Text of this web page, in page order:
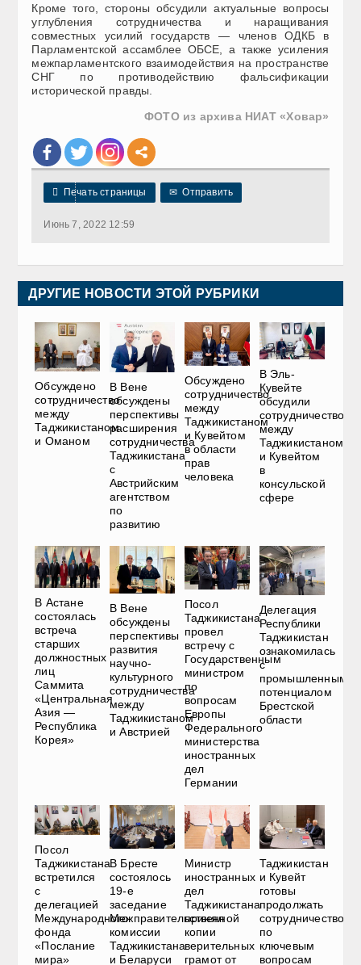
Кроме того, стороны обсудили актуальные вопросы
углубления сотрудничества и наращивания
совместных усилий государств — членов ОДКБ в
Парламентской ассамблее ОБСЕ, а также усиления
межпарламентского взаимодействия на пространстве
СНГ по противодействию фальсификации
исторической правды.
ФОТО из архива НИАТ «Ховар»
 Печать страницы ✉ Отправить
Июнь 7, 2022 12:59
ДРУГИЕ НОВОСТИ ЭТОЙ РУБРИКИ
Обсуждено
сотрудничество
между
Таджикистаном
и Оманом
В Вене
обсуждены
перспективы
расширения
сотрудничества
Таджикистана
с
Австрийским
агентством
по
развитию
Обсуждено
сотрудничество
между
Таджикистаном
и Кувейтом
в области
прав
человека
В Эль-
Кувейте
обсудили
сотрудничество
между
Таджикистаном
и Кувейтом
в
консульской
сфере
В Астане
состоялась
встреча
старших
должностных
лиц
Саммита
«Центральная
Азия —
Республика
Корея»
В Вене
обсуждены
перспективы
развития
научно-
культурного
сотрудничества
между
Таджикистаном
и Австрией
Посол
Таджикистана
провел
встречу с
Государственным
министром
по
вопросам
Европы
Федерального
министерства
иностранных
дел
Германии
Делегация
Республики
Таджикистан
ознакомилась
с
промышленным
потенциалом
Брестской
области
Посол
Таджикистана
встретился
с
делегацией
Международного
фонда
«Послание
мира»
В Бресте
состоялось
19-е
заседание
Межправительственной
комиссии
Таджикистана
и Беларуси
Министр
иностранных
дел
Таджикистана
принял
копии
верительных
грамот от
Таджикистан
и Кувейт
готовы
продолжать
сотрудничество
по
ключевым
вопросам